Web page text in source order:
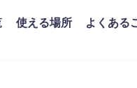
使える場所 よくある